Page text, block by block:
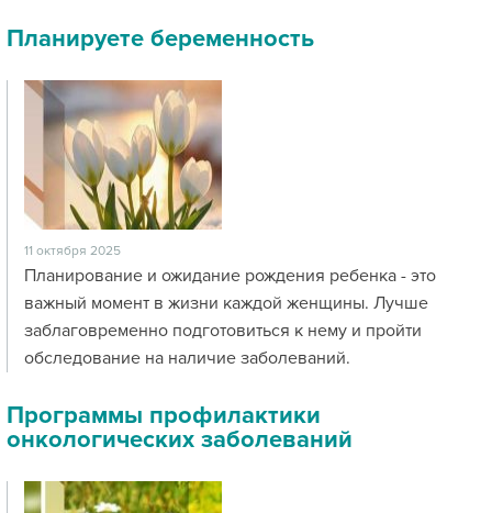
Планируете беременность
11 октября 2025
Планирование и ожидание рождения ребенка - это
важный момент в жизни каждой женщины. Лучше
заблаговременно подготовиться к нему и пройти
обследование на наличие заболеваний.
Программы профилактики
онкологических заболеваний